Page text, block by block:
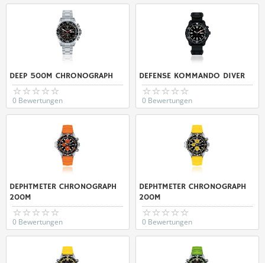
DEEP 500M CHRONOGRAPH
0 Bewertungen
DEFENSE KOMMANDO DIVER
0 Bewertungen
DEPHTMETER CHRONOGRAPH
200M
0 Bewertungen
DEPHTMETER CHRONOGRAPH
200M
0 Bewertungen